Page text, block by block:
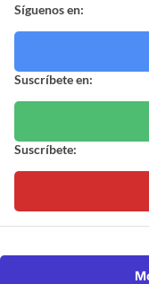
Síguenos en:
Suscríbete en:
Suscríbete: